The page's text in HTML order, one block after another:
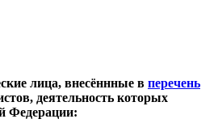
лица, внесённные в перечень
деятельность которых
Федерации: